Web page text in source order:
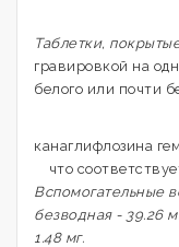
Таблетки,
гравировкой на
белого или почти
канаглифлозина
что
Вспомогательные
безводная - 39.26
1.48 мг.